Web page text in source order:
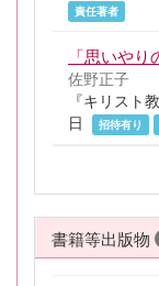
責任著者
「思いや
佐野正子
『キリスト
日
招待有り
書籍等出版物